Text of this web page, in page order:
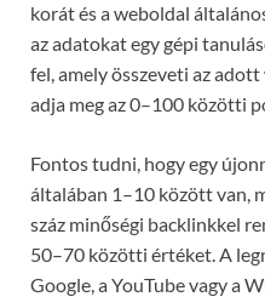
korát és a weboldal
az adatokat egy gépi
fel, amely összeveti az
adja meg az 0–100 közötti
Fontos tudni, hogy egy
általában 1–10 között van,
száz minőségi backlinkkel
50–70 közötti értéket. A
Google, a YouTube vagy a